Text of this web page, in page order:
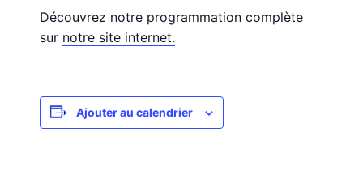
Découvrez notre programmation complète
sur notre site internet.
Ajouter au calendrier